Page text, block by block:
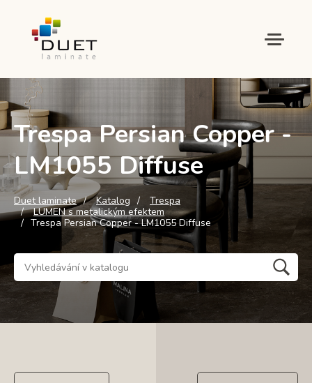
Trespa Persian Copper -
LM1055 Diffuse
Duet laminate Katalog
Trespa
LUMEN s metalickým efektem
Trespa Persian Copper - LM1055 Diffuse